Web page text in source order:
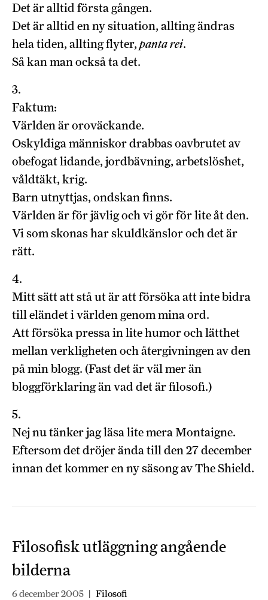
Det är alltid första gången.
Det är alltid en ny situation, allting ändras
hela tiden, allting flyter, panta rei.
Så kan man också ta det.
3.
Faktum:
Världen är oroväckande.
Oskyldiga människor drabbas oavbrutet av
obefogat lidande, jordbävning, arbetslöshet,
våldtäkt, krig.
Barn utnyttjas, ondskan finns.
Världen är för jävlig och vi gör för lite åt den.
Vi som skonas har skuldkänslor och det är
rätt.
4.
Mitt sätt att stå ut är att försöka att inte bidra
till eländet i världen genom mina ord.
Att försöka pressa in lite humor och lätthet
mellan verkligheten och återgivningen av den
på min blogg. (Fast det är väl mer än
bloggförklaring än vad det är filosofi.)
5.
Nej nu tänker jag läsa lite mera Montaigne.
Eftersom det dröjer ända till den 27 december
innan det kommer en ny säsong av The Shield.
Filosofisk utläggning angående
bilderna
6 december 2005 | Filosofi